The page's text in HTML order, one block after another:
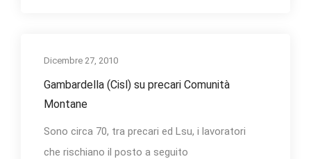
Dicembre 27, 2010
Gambardella (Cisl) su precari Comunità
Montane
Sono circa 70, tra precari ed Lsu, i lavoratori
che rischiano il posto a seguito